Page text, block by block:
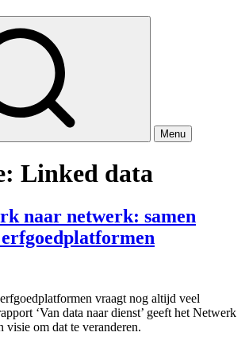
Menu
Linked data
naar netwerk: samen
vraagt nog altijd veel
‘Van data naar dienst’ geeft het Netwerk
visie om dat te veranderen.